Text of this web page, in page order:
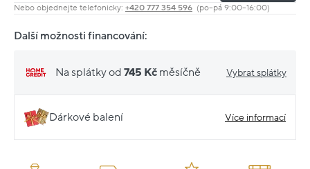
Nebo objednejte telefonicky: +420 777 354 596 (po–pá 9:00–16:00)
Další možnosti financování:
Na splátky od 745 Kč měsíčně Vybrat splátky
Dárkové balení Více informací